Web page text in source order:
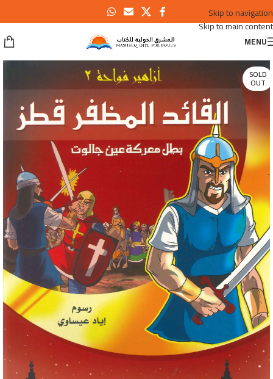
Skip to navigation
Skip to main content
MENU
SOLD
OUT